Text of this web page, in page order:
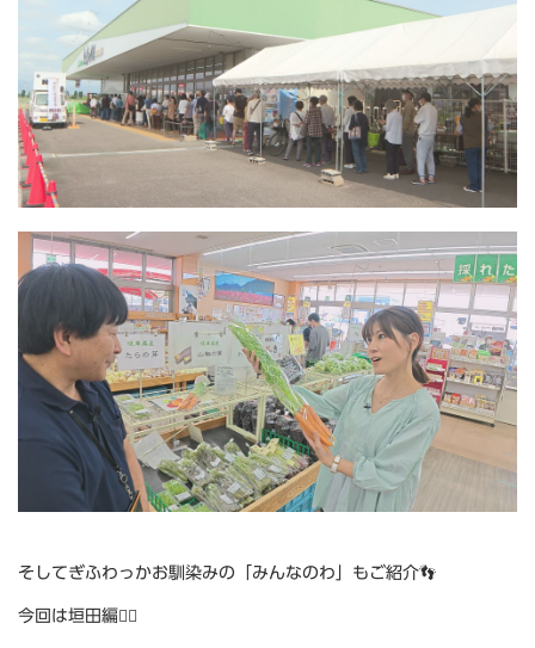
そしてぎふわっかお馴染みの「みんなのわ」もご紹介👣
今回は垣田編🙆‍♀️